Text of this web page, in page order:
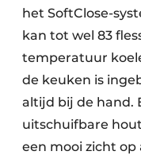
het SoftClose-
kan tot wel 83
temperatuur
de keuken is
altijd bij de hand.
uitschuifbare
een mooi zicht op